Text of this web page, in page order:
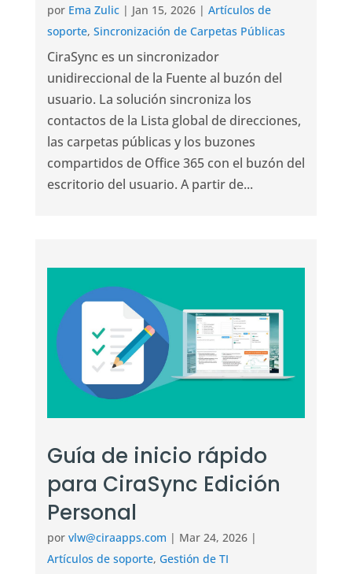
por Ema Zulic| Jan 15, 2026| Artículos de
soporte, Sincronización de Carpetas Públicas
CiraSync es un sincronizador
unidireccional de la Fuente al buzón del
usuario. La solución sincroniza los
contactos de la Lista global de direcciones,
las carpetas públicas y los buzones
compartidos de Office 365 con el buzón del
escritorio del usuario. A partir de...
Guía de inicio rápido
para CiraSync Edición
Personal
por vlw@ciraapps.com | Mar 24, 2026|
Artículos de soporte, Gestión de TI